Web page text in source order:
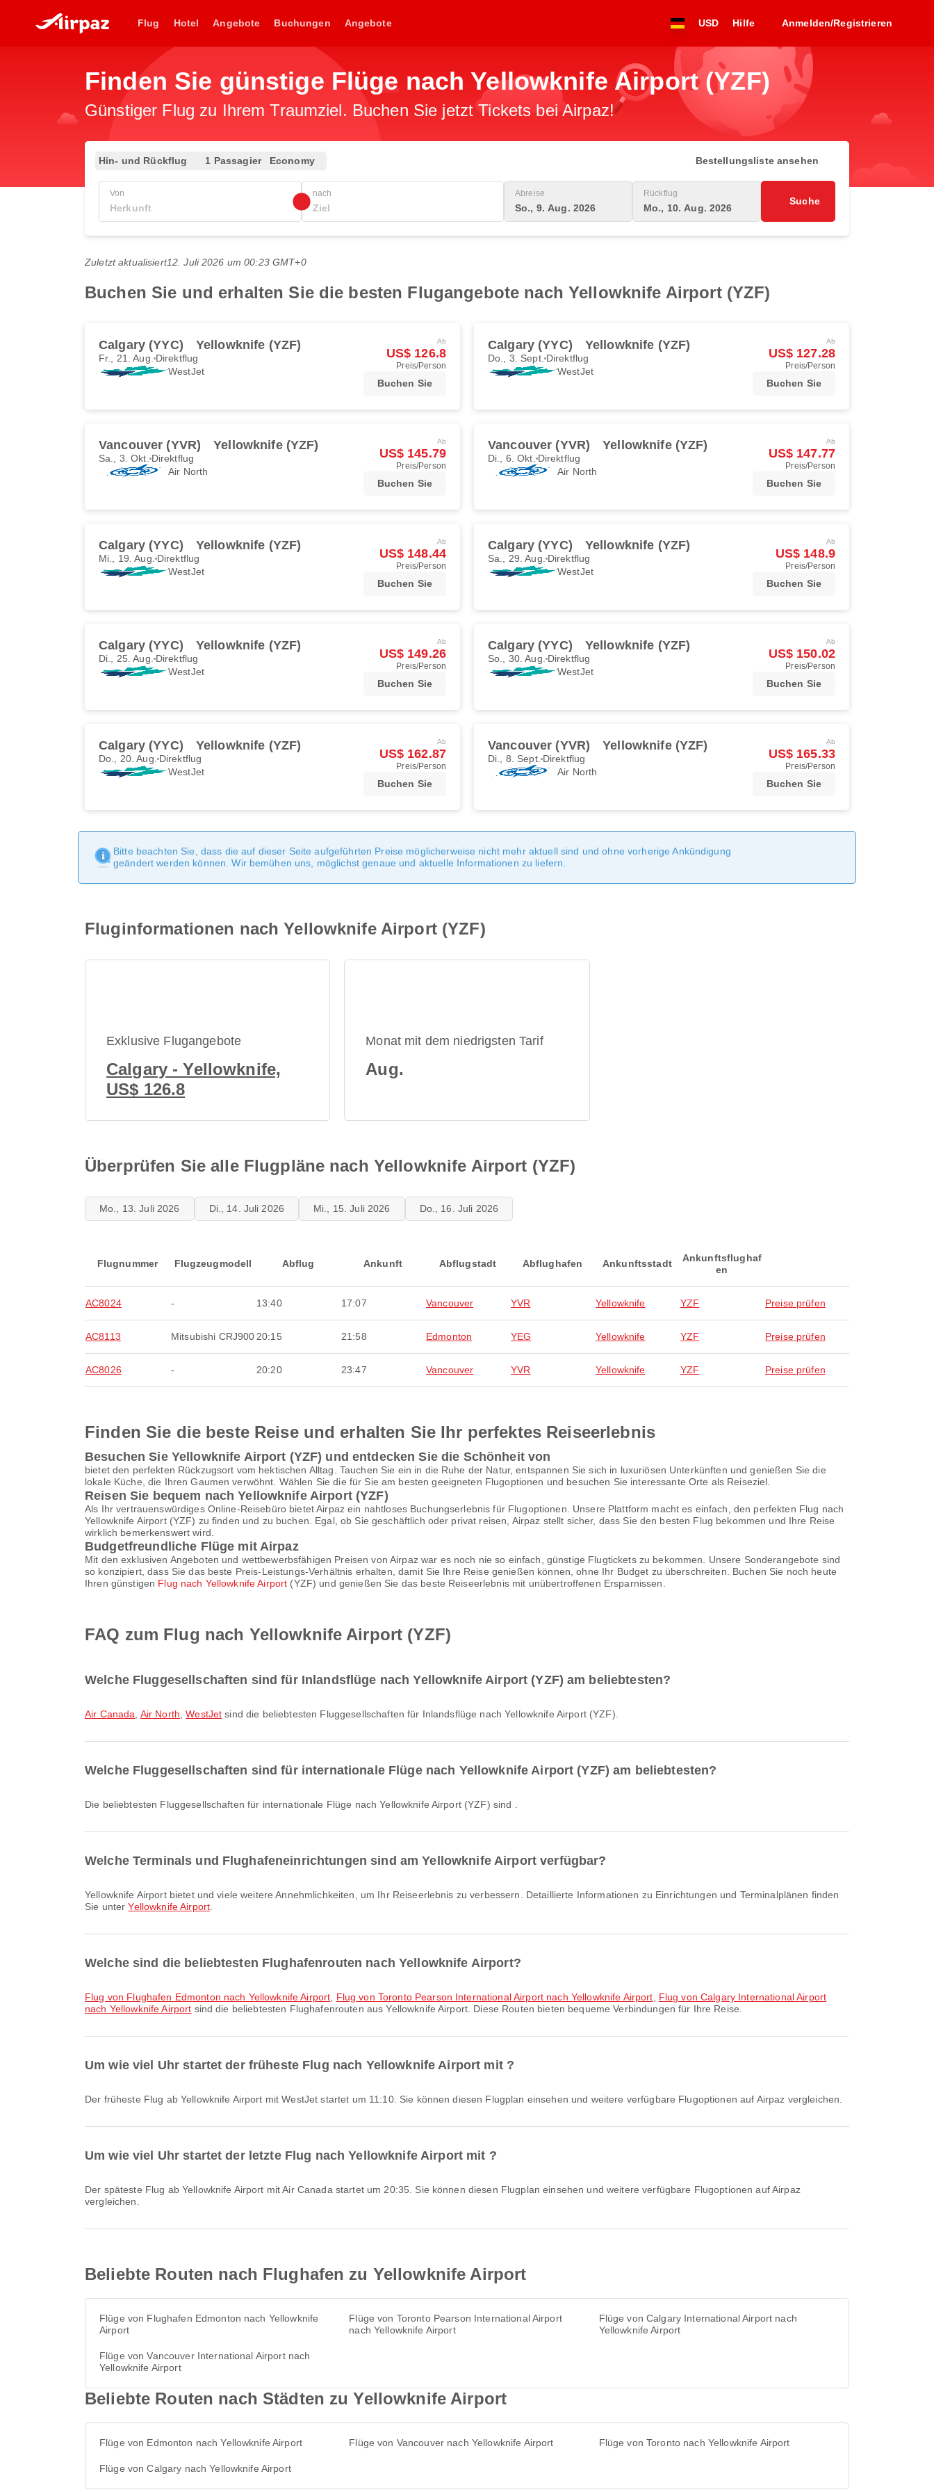
Flug Hotel Angebote Buchungen Angebote USD Hilfe Anmelden/Registrieren
Finden Sie günstige Flüge nach Yellowknife Airport (YZF)
Günstiger Flug zu Ihrem Traumziel. Buchen Sie jetzt Tickets bei Airpaz!
Hin- und Rückflug 1 Passagier Economy Bestellungsliste ansehen
Von nach Abreise
So., 9. Aug. 2026
Rückflug
Mo., 10. Aug. 2026
Suche
Zuletzt aktualisiert12. Juli 2026 um 00:23 GMT+0
Buchen Sie und erhalten Sie die besten Flugangebote nach Yellowknife Airport (YZF)
Calgary (YYC) Yellowknife (YZF)
Fr., 21. Aug. Direktflug
WestJet
Ab
US$ 126.8
Preis/Person
Buchen Sie
Calgary (YYC) Yellowknife (YZF)
Do., 3. Sept. Direktflug
WestJet
Ab
US$ 127.28
Preis/Person
Buchen Sie
Vancouver (YVR) Yellowknife (YZF)
Sa., 3. Okt. Direktflug
Air North
Ab
US$ 145.79
Preis/Person
Buchen Sie
Vancouver (YVR) Yellowknife (YZF)
Di., 6. Okt. Direktflug
Air North
Ab
US$ 147.77
Preis/Person
Buchen Sie
Calgary (YYC) Yellowknife (YZF)
Mi., 19. Aug. Direktflug
WestJet
Ab
US$ 148.44
Preis/Person
Buchen Sie
Calgary (YYC) Yellowknife (YZF)
Sa., 29. Aug. Direktflug
WestJet
Ab
US$ 148.9
Preis/Person
Buchen Sie
Calgary (YYC) Yellowknife (YZF)
Di., 25. Aug. Direktflug
WestJet
Ab
US$ 149.26
Preis/Person
Buchen Sie
Calgary (YYC) Yellowknife (YZF)
So., 30. Aug. Direktflug
WestJet
Ab
US$ 150.02
Preis/Person
Buchen Sie
Calgary (YYC) Yellowknife (YZF)
Do., 20. Aug. Direktflug
WestJet
Ab
US$ 162.87
Preis/Person
Buchen Sie
Vancouver (YVR) Yellowknife (YZF)
Di., 8. Sept. Direktflug
Air North
Ab
US$ 165.33
Preis/Person
Buchen Sie
Bitte beachten Sie, dass die auf dieser Seite aufgeführten Preise möglicherweise nicht mehr aktuell sind und ohne vorherige Ankündigung
geändert werden können. Wir bemühen uns, möglichst genaue und aktuelle Informationen zu liefern.
Fluginformationen nach Yellowknife Airport (YZF)
Exklusive Flugangebote
Calgary - Yellowknife,
US$ 126.8
Monat mit dem niedrigsten Tarif
Aug.
Überprüfen Sie alle Flugpläne nach Yellowknife Airport (YZF)
Mo., 13. Juli 2026 Di., 14. Juli 2026 Mi., 15. Juli 2026 Do., 16. Juli 2026
Flugnummer Flugzeugmodell Abflug Ankunft Abflugstadt Abflughafen Ankunftsstadt
Ankunftsflughaf
en
AC8024 - 13:40 17:07 Vancouver YVR Yellowknife YZF Preise prüfen
AC8113 Mitsubishi CRJ900 20:15 21:58 Edmonton YEG Yellowknife YZF Preise prüfen
AC8026 - 20:20 23:47 Vancouver YVR Yellowknife YZF Preise prüfen
Finden Sie die beste Reise und erhalten Sie Ihr perfektes Reiseerlebnis
Besuchen Sie Yellowknife Airport (YZF) und entdecken Sie die Schönheit von
bietet den perfekten Rückzugsort vom hektischen Alltag. Tauchen Sie ein in die Ruhe der Natur, entspannen Sie sich in luxuriösen Unterkünften und genießen Sie die
lokale Küche, die Ihren Gaumen verwöhnt. Wählen Sie die für Sie am besten geeigneten Flugoptionen und besuchen Sie interessante Orte als Reiseziel.
Reisen Sie bequem nach Yellowknife Airport (YZF)
Als Ihr vertrauenswürdiges Online-Reisebüro bietet Airpaz ein nahtloses Buchungserlebnis für Flugoptionen. Unsere Plattform macht es einfach, den perfekten Flug nach
Yellowknife Airport (YZF) zu finden und zu buchen. Egal, ob Sie geschäftlich oder privat reisen, Airpaz stellt sicher, dass Sie den besten Flug bekommen und Ihre Reise
wirklich bemerkenswert wird.
Budgetfreundliche Flüge mit Airpaz
Mit den exklusiven Angeboten und wettbewerbsfähigen Preisen von Airpaz war es noch nie so einfach, günstige Flugtickets zu bekommen. Unsere Sonderangebote sind
so konzipiert, dass Sie das beste Preis-Leistungs-Verhältnis erhalten, damit Sie Ihre Reise genießen können, ohne Ihr Budget zu überschreiten. Buchen Sie noch heute
Ihren günstigen Flug nach Yellowknife Airport (YZF) und genießen Sie das beste Reiseerlebnis mit unübertroffenen Ersparnissen.
FAQ zum Flug nach Yellowknife Airport (YZF)
Welche Fluggesellschaften sind für Inlandsflüge nach Yellowknife Airport (YZF) am beliebtesten?
Air Canada Air North ,WestJet sind die beliebtesten Fluggesellschaften für Inlandsflüge nach Yellowknife Airport (YZF).
Welche Fluggesellschaften sind für internationale Flüge nach Yellowknife Airport (YZF) am beliebtesten?
Die beliebtesten Fluggesellschaften für internationale Flüge nach Yellowknife Airport (YZF) sind .
Welche Terminals und Flughafeneinrichtungen sind am Yellowknife Airport verfügbar?
Yellowknife Airport bietet und viele weitere Annehmlichkeiten, um Ihr Reiseerlebnis zu verbessern. Detaillierte Informationen zu Einrichtungen und Terminalplänen finden
Sie unterYellowknife Airport
Welche sind die beliebtesten Flughafenrouten nach Yellowknife Airport?
Flug von Flughafen Edmonton nach Yellowknife Airport Flug von Toronto Pearson International Airport nach Yellowknife Airport
Flug von Calgary International Airport
nach Yellowknife Airport sind die beliebtesten Flughafenrouten aus Yellowknife Airport. Diese Routen bieten bequeme Verbindungen für Ihre Reise.
Um wie viel Uhr startet der früheste Flug nach Yellowknife Airport mit ?
Der früheste Flug ab Yellowknife Airport mit WestJet startet um 11:10. Sie können diesen Flugplan einsehen und weitere verfügbare Flugoptionen auf Airpaz vergleichen.
Um wie viel Uhr startet der letzte Flug nach Yellowknife Airport mit ?
Der späteste Flug ab Yellowknife Airport mit Air Canada startet um 20:35. Sie können diesen Flugplan einsehen und weitere verfügbare Flugoptionen auf Airpaz
vergleichen.
Beliebte Routen nach Flughafen zu Yellowknife Airport
Flüge von Flughafen Edmonton nach Yellowknife
Airport
Flüge von Toronto Pearson International Airport
nach Yellowknife Airport
Flüge von Calgary International Airport nach
Yellowknife Airport
Flüge von Vancouver International Airport nach
Yellowknife Airport
Beliebte Routen nach Städten zu Yellowknife Airport
Flüge von Edmonton nach Yellowknife Airport Flüge von Vancouver nach Yellowknife Airport Flüge von Toronto nach Yellowknife Airport
Flüge von Calgary nach Yellowknife Airport